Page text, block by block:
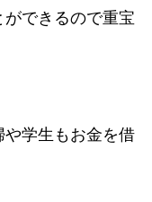
できるので重宝
学生もお金を借